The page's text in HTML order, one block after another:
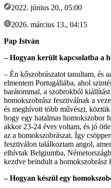
2022. június 20., 05:00
2026. március 13., 04:15
Pap István
– Hogyan került kapcsolatba a
– Én kőszobrászatot tanultam, és
elmentem Portugáliába, ahol
barátommal, a szobrokból
homokszobrász fesztiválnak a
és meghívott több művészt,
hogy egy hatalmas homokszobor
akkor 23-24 éves voltam, és jó
az a homokszobrászat. Így
fesztiválon találkoztam angol,
elhívtak Belgiumba,
kezdve beindult a homokszobrász
– Hogyan készül egy